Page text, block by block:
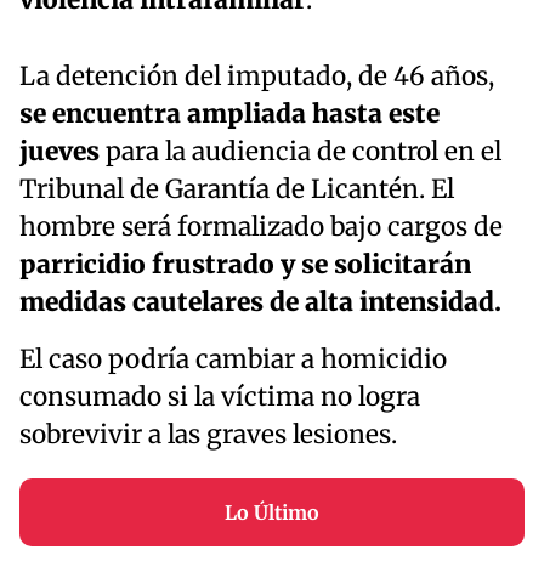
La detención del imputado, de 46 años,
se encuentra ampliada hasta este
juevespara la audiencia de control en el
Tribunal de Garantía de Licantén. El
hombre será formalizado bajo cargos de
parricidio frustrado y se solicitarán
medidas cautelares de alta intensidad.
El caso podría cambiar a homicidio
consumado si la víctima no logra
sobrevivir a las graves lesiones.
Lo Último